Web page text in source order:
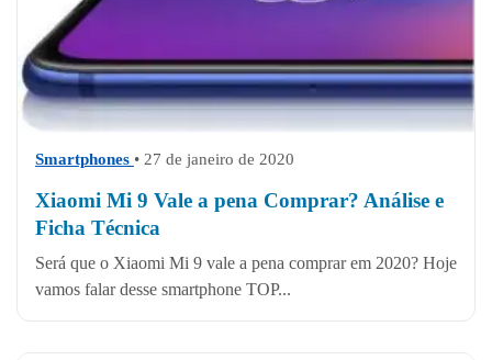
Smartphones • 27 de janeiro de 2020
Xiaomi Mi 9 Vale a pena Comprar? Análise e
Ficha Técnica
Será que o Xiaomi Mi 9 vale a pena comprar em 2020? Hoje
vamos falar desse smartphone TOP...